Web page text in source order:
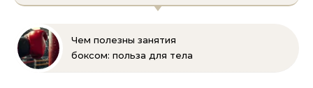
Чем полезны занятия
боксом: польза для тела